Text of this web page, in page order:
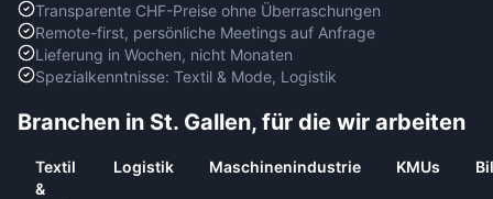
Transparente CHF-Preise ohne Überraschungen
Remote-first, persönliche Meetings auf Anfrage
Lieferung in Wochen, nicht Monaten
Spezialkenntnisse: Textil & Mode, Logistik
Branchen in St. Gallen, für die wir arbeiten
Textil
&
Logistik Maschinenindustrie KMUs